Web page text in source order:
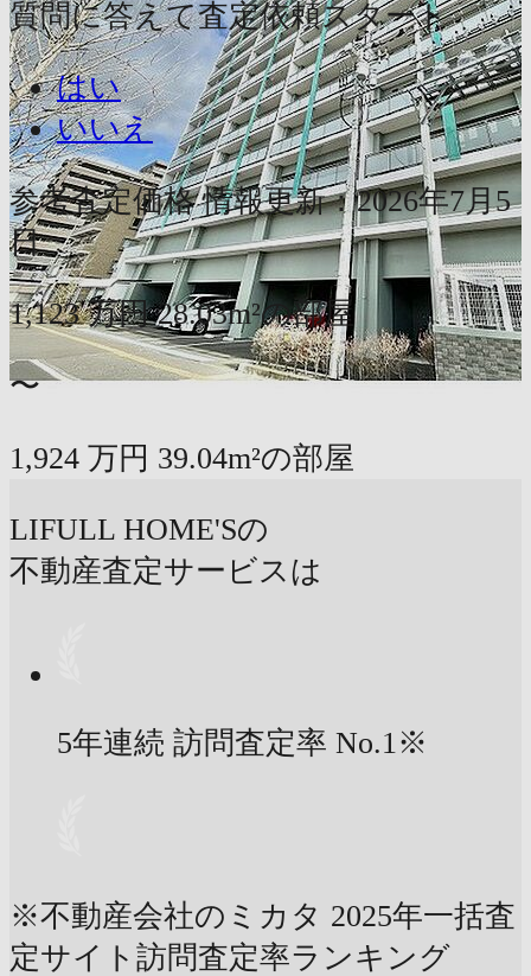
質問に答えて査定依頼スタート
はい
いいえ
参考査定価格 情報更新：2026年7月5
日
1,123 万円 28.03m²の部屋
〜
1,924 万円 39.04m²の部屋
LIFULL HOME'Sの
不動産査定サービスは
5年連続 訪問査定率 No.1※
※不動産会社のミカタ 2025年一括査
定サイト訪問査定率ランキング